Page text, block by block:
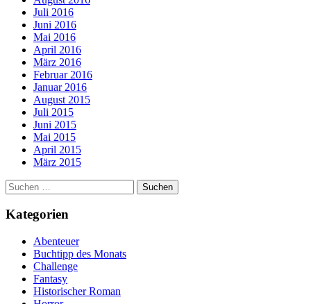
Juli 2016
Juni 2016
Mai 2016
April 2016
März 2016
Februar 2016
Januar 2016
August 2015
Juli 2015
Juni 2015
Mai 2015
April 2015
März 2015
Suchen
nach:
Kategorien
Abenteuer
Buchtipp des Monats
Challenge
Fantasy
Historischer Roman